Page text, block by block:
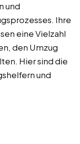
und
Ihre
eine Vielzahl
den Umzug
Hier sind die
und